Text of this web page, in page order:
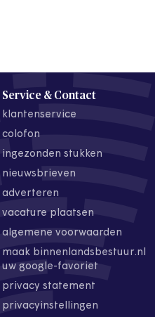
Service & Contact
klantenservice
colofon
ingezonden stukken
nieuwsbrieven
adverteren
vacature plaatsen
algemene voorwaarden
maak binnenlandsbestuur.nl
uw google-favoriet
privacy statement
privacyinstellingen